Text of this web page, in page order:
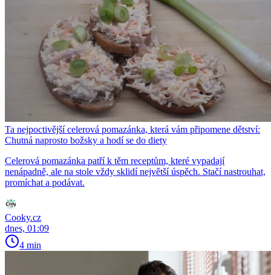
Ta nejpoctivější celerová pomazánka, která vám připomene dětství:
Chutná naprosto božsky a hodí se do diety
Celerová pomazánka patří k těm receptům, které vypadají
nenápadně, ale na stole vždy sklidí největší úspěch. Stačí nastrouhat,
promíchat a podávat.
Cooky.cz
dnes, 01:09
4 min